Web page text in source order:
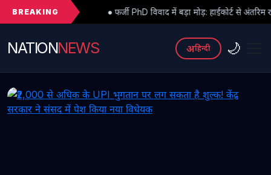
BREAKING
● फर्जी PhD विवाद में बड़ा मोड़: हाईकोर्ट से अंतरिम राहत के बाद 3 असिस्टेंट
NATIONNEWS अहिन्दी 🌙